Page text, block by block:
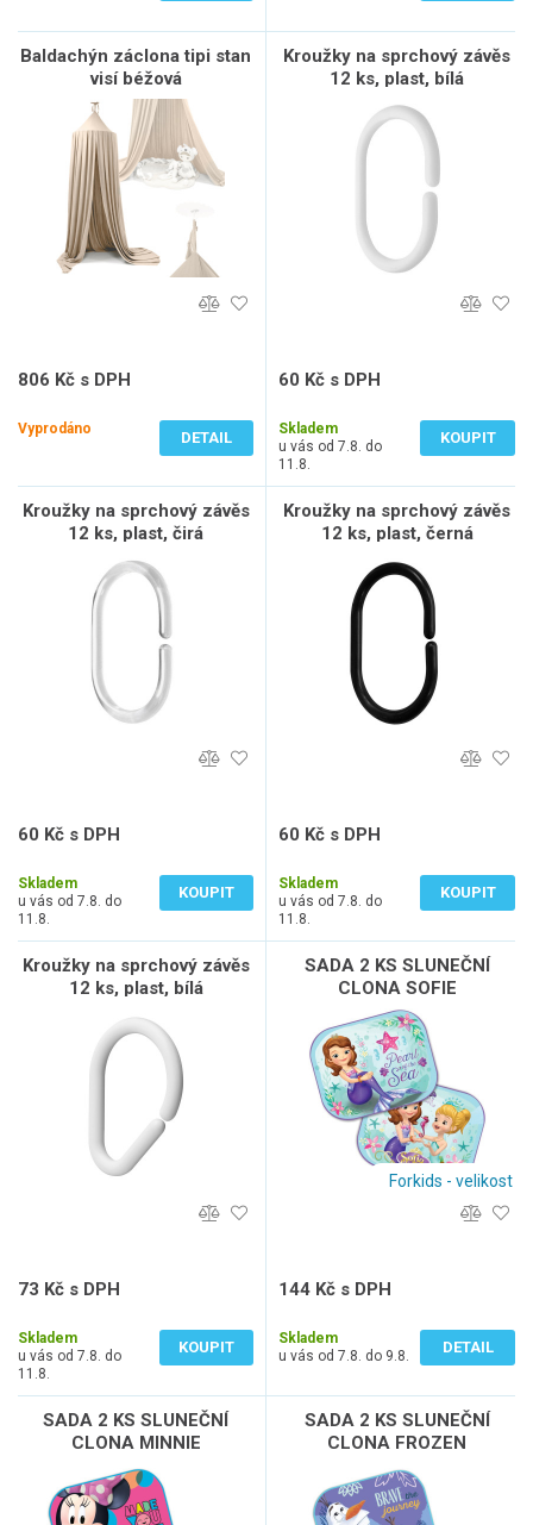
Baldachýn záclona tipi stan
visí béžová
806 Kč s DPH
Vyprodáno
DETAIL
Kroužky na sprchový závěs
12 ks, plast, bílá
60 Kč s DPH
Skladem
u vás od 7.8. do
11.8.
KOUPIT
Kroužky na sprchový závěs
12 ks, plast, čirá
60 Kč s DPH
Skladem
u vás od 7.8. do
11.8.
KOUPIT
Kroužky na sprchový závěs
12 ks, plast, černá
60 Kč s DPH
Skladem
u vás od 7.8. do
11.8.
KOUPIT
Kroužky na sprchový závěs
12 ks, plast, bílá
73 Kč s DPH
Skladem
u vás od 7.8. do
11.8.
KOUPIT
SADA 2 KS SLUNEČNÍ
CLONA SOFIE
Forkids - velikost
144 Kč s DPH
Skladem
u vás od 7.8. do 9.8.
DETAIL
SADA 2 KS SLUNEČNÍ
CLONA MINNIE
SADA 2 KS SLUNEČNÍ
CLONA FROZEN